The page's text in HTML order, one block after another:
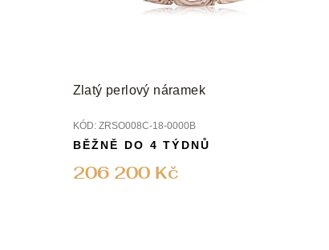
Zlatý perlový náramek
KÓD: ZRSO008C-18-0000B
206 200 Kč
BĚŽNĚ DO 4 TÝDNŮ